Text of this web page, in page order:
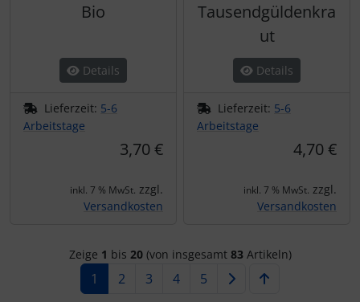
Bio
Details
Lieferzeit: 5-6
Arbeitstage
3,70 €
inkl. 7 % MwSt. zzgl.
Versandkosten
Tausendgüldenkra
ut
Details
Lieferzeit: 5-6
Arbeitstage
4,70 €
inkl. 7 % MwSt. zzgl.
Versandkosten
Zeige 1 bis 20(von insgesamt 83Artikeln)
1 2 3 4 5